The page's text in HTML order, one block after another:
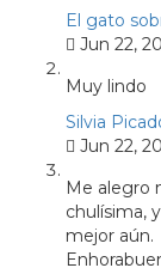
El gato
Jun 22,
Muy lindo
Silvia
Jun 22,
Me alegro
chulísima,
mejor aún.